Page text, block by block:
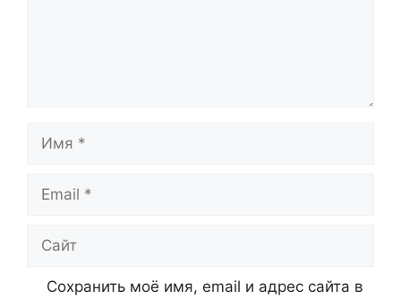
Имя
Email
Сайт
Сохранить моё имя, email и адрес сайта в